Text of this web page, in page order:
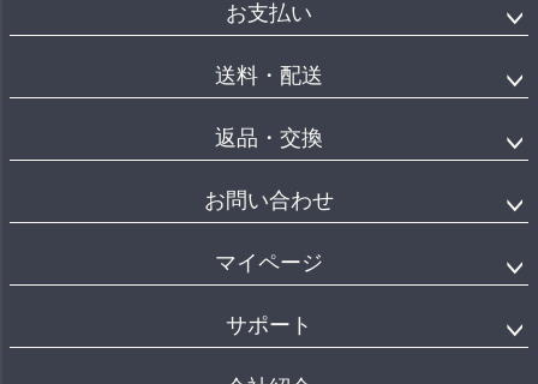
お支払い
送料・配送
返品・交換
お問い合わせ
マイページ
サポート